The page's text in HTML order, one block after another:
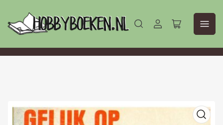
Aanmelden
Mini-
winkelwagen
openen